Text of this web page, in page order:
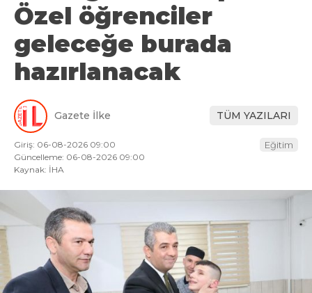
Özel öğrenciler
geleceğe burada
hazırlanacak
Gazete İlke TÜM YAZILARI
Giriş: 06-08-2026 09:00
Güncelleme: 06-08-2026 09:00
Kaynak: İHA
Eğitim